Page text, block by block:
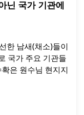
닌 국가 기관에
한 남새(채소)들이
국가 주요 기관들
은 원수님 현지지